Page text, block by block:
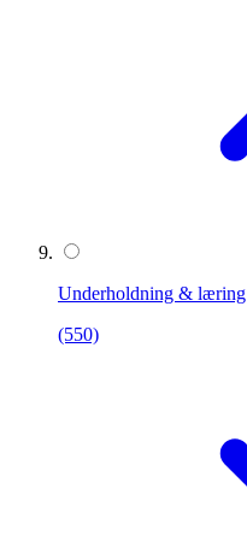
Underholdning & læring
(550)